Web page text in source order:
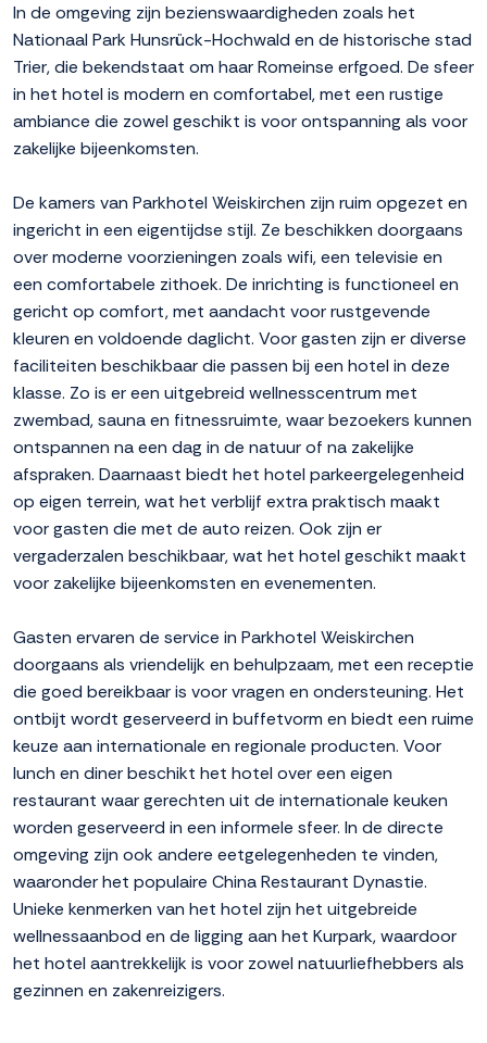
In de omgeving zijn bezienswaardigheden zoals het
Nationaal Park Hunsrück-Hochwald en de historische stad
Trier, die bekendstaat om haar Romeinse erfgoed. De sfeer
in het hotel is modern en comfortabel, met een rustige
ambiance die zowel geschikt is voor ontspanning als voor
zakelijke bijeenkomsten.
De kamers van Parkhotel Weiskirchen zijn ruim opgezet en
ingericht in een eigentijdse stijl. Ze beschikken doorgaans
over moderne voorzieningen zoals wifi, een televisie en
een comfortabele zithoek. De inrichting is functioneel en
gericht op comfort, met aandacht voor rustgevende
kleuren en voldoende daglicht. Voor gasten zijn er diverse
faciliteiten beschikbaar die passen bij een hotel in deze
klasse. Zo is er een uitgebreid wellnesscentrum met
zwembad, sauna en fitnessruimte, waar bezoekers kunnen
ontspannen na een dag in de natuur of na zakelijke
afspraken. Daarnaast biedt het hotel parkeergelegenheid
op eigen terrein, wat het verblijf extra praktisch maakt
voor gasten die met de auto reizen. Ook zijn er
vergaderzalen beschikbaar, wat het hotel geschikt maakt
voor zakelijke bijeenkomsten en evenementen.
Gasten ervaren de service in Parkhotel Weiskirchen
doorgaans als vriendelijk en behulpzaam, met een receptie
die goed bereikbaar is voor vragen en ondersteuning. Het
ontbijt wordt geserveerd in buffetvorm en biedt een ruime
keuze aan internationale en regionale producten. Voor
lunch en diner beschikt het hotel over een eigen
restaurant waar gerechten uit de internationale keuken
worden geserveerd in een informele sfeer. In de directe
omgeving zijn ook andere eetgelegenheden te vinden,
waaronder het populaire China Restaurant Dynastie.
Unieke kenmerken van het hotel zijn het uitgebreide
wellnessaanbod en de ligging aan het Kurpark, waardoor
het hotel aantrekkelijk is voor zowel natuurliefhebbers als
gezinnen en zakenreizigers.